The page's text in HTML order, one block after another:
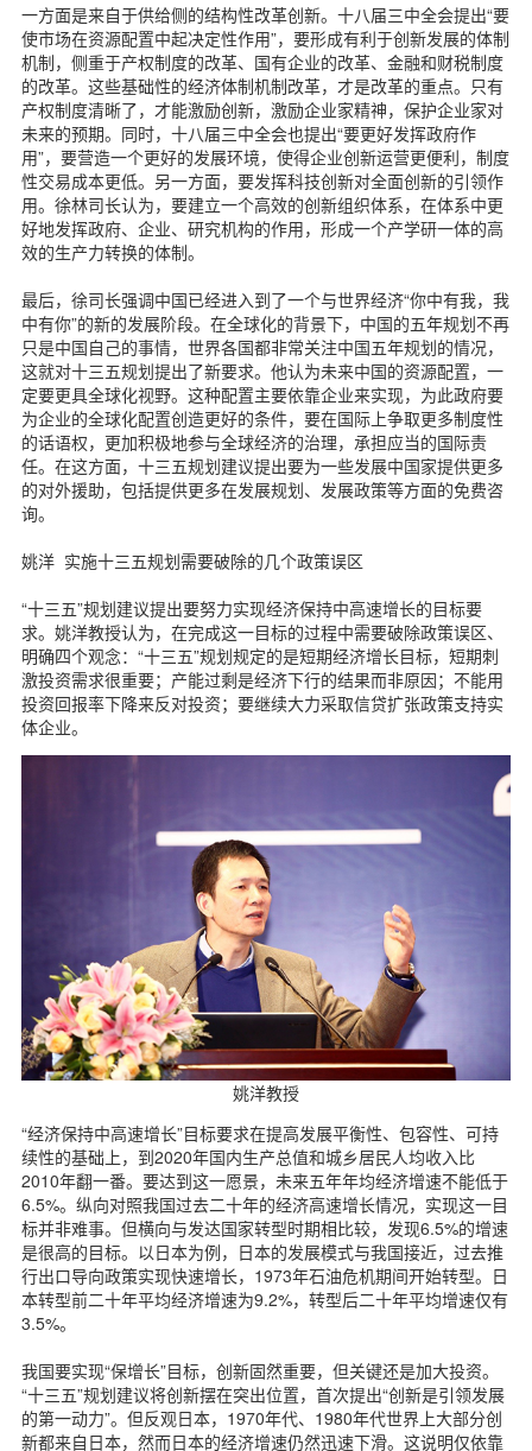
一方面是来自于供给侧的结构性改革创新。十八届三中全会提出“要
使市场在资源配置中起决定性作用”，要形成有利于创新发展的体制
机制，侧重于产权制度的改革、国有企业的改革、金融和财税制度
的改革。这些基础性的经济体制机制改革，才是改革的重点。只有
产权制度清晰了，才能激励创新，激励企业家精神，保护企业家对
未来的预期。同时，十八届三中全会也提出“要更好发挥政府作
用”，要营造一个更好的发展环境，使得企业创新运营更便利，制度
性交易成本更低。另一方面，要发挥科技创新对全面创新的引领作
用。徐林司长认为，要建立一个高效的创新组织体系，在体系中更
好地发挥政府、企业、研究机构的作用，形成一个产学研一体的高
效的生产力转换的体制。
最后，徐司长强调中国已经进入到了一个与世界经济“你中有我，我
中有你”的新的发展阶段。在全球化的背景下，中国的五年规划不再
只是中国自己的事情，世界各国都非常关注中国五年规划的情况，
这就对十三五规划提出了新要求。他认为未来中国的资源配置，一
定要更具全球化视野。这种配置主要依靠企业来实现，为此政府要
为企业的全球化配置创造更好的条件，要在国际上争取更多制度性
的话语权，更加积极地参与全球经济的治理，承担应当的国际责
任。在这方面，十三五规划建议提出要为一些发展中国家提供更多
的对外援助，包括提供更多在发展规划、发展政策等方面的免费咨
询。
姚洋 实施十三五规划需要破除的几个政策误区
“十三五”规划建议提出要努力实现经济保持中高速增长的目标要
求。姚洋教授认为，在完成这一目标的过程中需要破除政策误区、
明确四个观念：“十三五”规划规定的是短期经济增长目标，短期刺
激投资需求很重要；产能过剩是经济下行的结果而非原因；不能用
投资回报率下降来反对投资；要继续大力采取信贷扩张政策支持实
体企业。
姚洋教授
“经济保持中高速增长”目标要求在提高发展平衡性、包容性、可持
续性的基础上，到2020年国内生产总值和城乡居民人均收入比
2010年翻一番。要达到这一愿景，未来五年年均经济增速不能低于
6.5%。纵向对照我国过去二十年的经济高速增长情况，实现这一目
标并非难事。但横向与发达国家转型时期相比较，发现6.5%的增速
是很高的目标。以日本为例，日本的发展模式与我国接近，过去推
行出口导向政策实现快速增长，1973年石油危机期间开始转型。日
本转型前二十年平均经济增速为9.2%，转型后二十年平均增速仅有
3.5%。
我国要实现“保增长”目标，创新固然重要，但关键还是加大投资。
“十三五”规划建议将创新摆在突出位置，首次提出“创新是引领发展
的第一动力”。但反观日本，1970年代、1980年代世界上大部分创
新都来自日本，然而日本的经济增速仍然迅速下滑。这说明仅依靠